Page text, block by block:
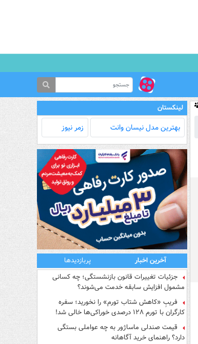
لینکستان
بهترین مدل‌ نیسان وانت زمر نیوز
آخرین اخبار
پربازدیدها
جزئیات تغییرات قانون بازنشستگی؛ چه کسانی
مشمول افزایش سابقه خدمت می‌شوند؟
فریبِ «کاهش شتاب تورم» را نخورید؛ سفره
کارگران با تورم ۱۲۸ درصدی خوراکی‌ها خالی شد!
قیمت صندلی ماساژور به چه عواملی بستگی
دارد؟ راهنمای خرید آگاهانه